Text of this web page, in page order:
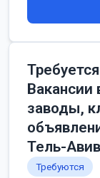
Вакансии
заводы,
Тель-
Требуются